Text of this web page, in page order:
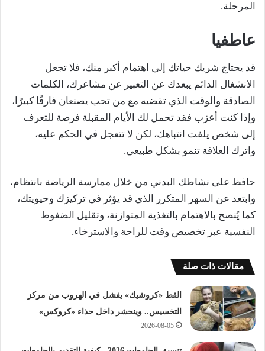
المرحلة.
عاطفيا
قد يحتاج شريك حياتك إلى اهتمام أكبر منك، فلا تجعل
الانشغال الدائم يبعدك عن التعبير عن مشاعرك، الكلمات
الصادقة والوقت الذي تقضيه مع من تحب يصنعان فارقًا كبيرًا،
وإذا كنت أعزب فقد تحمل لك الأيام المقبلة فرصة للتعرف
إلى شخص يلفت انتباهك، لكن لا تتعجل في الحكم عليه،
واترك العلاقة تنمو بشكل طبيعي.
حافظ على نشاطك البدني من خلال ممارسة الرياضة بانتظام،
وابتعد عن السهر المتكرر الذي قد يؤثر في تركيزك وحيويتك،
كما يُنصح بالاهتمام بالتغذية المتوازنة، وتقليل الضغوط
النفسية عبر تخصيص وقت للراحة والاسترخاء.
مقالات ذات صلة
القط «كروشيك» يفشل في الهروب من مركز
التخسيس.. وينحشر داخل حذاء «كروكس»
2026-08-05